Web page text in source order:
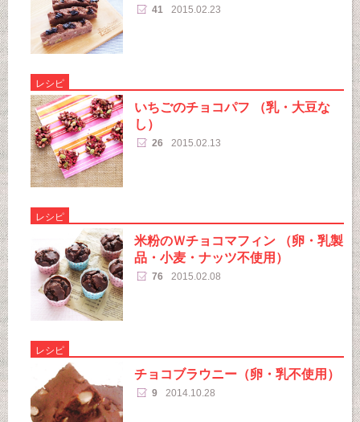
41 2015.02.23
レシピ
いちごのチョコパフ （乳・大豆な
し）
26 2015.02.13
レシピ
米粉のＷチョコマフィン （卵・乳製
品・小麦・ナッツ不使用）
76 2015.02.08
レシピ
チョコブラウニー（卵・乳不使用）
9 2014.10.28